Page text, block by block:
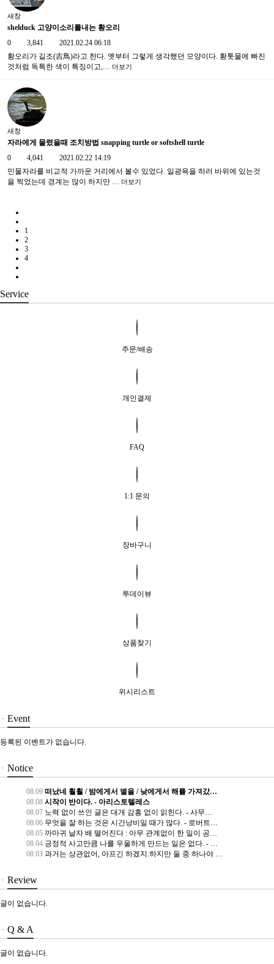
새창
shelduck 고양이소리를내는 황오리
0
3,841
2021.02.24 06:18
황오리가 길조(吉鳥)라고 한다. 옛부터 그렇게 생각했던 모양이다. 황톳물에 빠진
것처럼 독특한 색이 특징이고,… 더보기
새창
자라에게 물렸을때 조치방법 snapping turtle or softshell turtle
0
4,041
2021.02.22 14:19
민물자라를 비교적 가까운 거리에서 볼수 있었다. 일광욕을 하러 바위에 있는것
을 찍었는데 경계는 많이 하지만 … 더보기
1
2
3
4
Service
주문/배송
개인결제
FAQ
1:1 문의
장바구니
투데이뷰
상품찾기
위시리스트
+ Event
등록된 이벤트가 없습니다.
+ Notice
08.09 떠났네 훨훨 / 밤에게서 별을 / 낮에게서 해를 가져갔…
08.08 시작이 반이다. - 아리스토텔레스
08.07 노력 없이 쓰인 글은 대개 감흥 없이 읽힌다. - 사무…
08.06 무엇을 잘 하는 것은 시간낭비일 때가 많다. - 로버트…
08.05 까마귀 날자 배 떨어진다 : 아무 관계없이 한 일이 공…
08.04 긍정적 사고만큼 나를 우울하게 만드는 일은 없다. - …
08.03 과거는 상관없어, 아프긴 하겠지.하지만 둘 중 하나야 …
+ Review
글이 없습니다.
+ Q & A
글이 없습니다.